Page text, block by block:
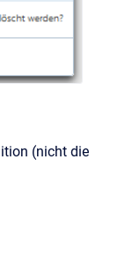
(nicht die